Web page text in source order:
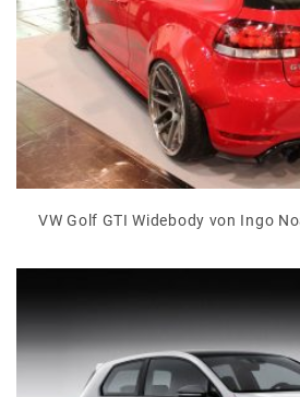
VW Golf GTI Widebody von Ingo